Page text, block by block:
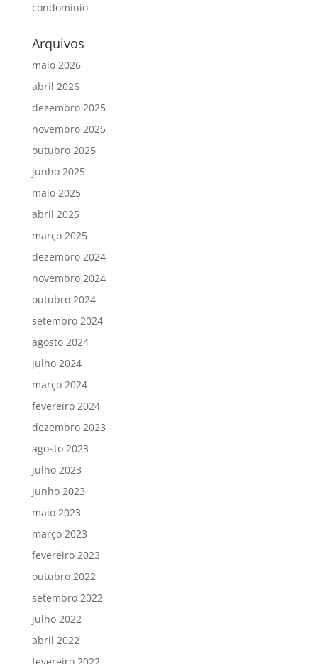
condomínio
Arquivos
maio 2026
abril 2026
dezembro 2025
novembro 2025
outubro 2025
junho 2025
maio 2025
abril 2025
março 2025
dezembro 2024
novembro 2024
outubro 2024
setembro 2024
agosto 2024
julho 2024
março 2024
fevereiro 2024
dezembro 2023
agosto 2023
julho 2023
junho 2023
maio 2023
março 2023
fevereiro 2023
outubro 2022
setembro 2022
julho 2022
abril 2022